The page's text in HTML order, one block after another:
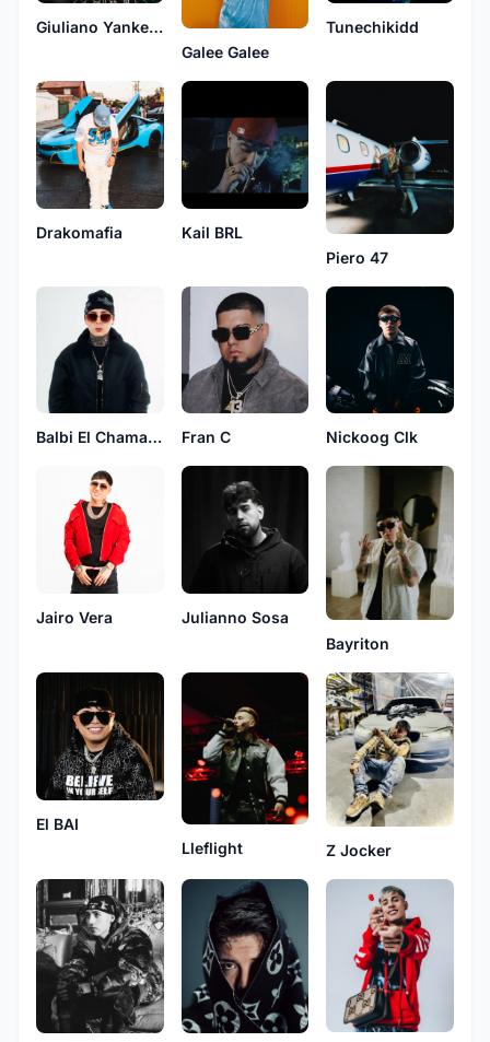
Giuliano Yankees
Galee Galee
Tunechikidd
Drakomafia
Kail BRL
Piero 47
Balbi El Chamako Fran C Nickoog Clk
Jairo Vera
Julianno Sosa
Bayriton
El BAI
Lleflight
Z Jocker